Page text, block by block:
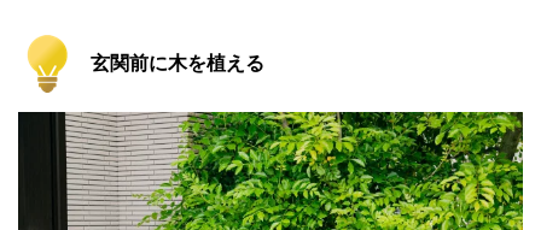
玄関前に木を植える